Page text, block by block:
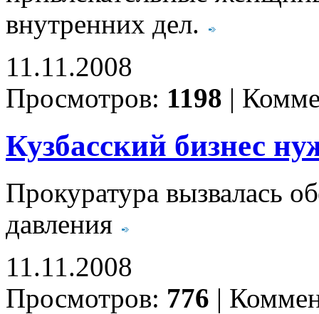
внутренних дел.
11.11.2008
Просмотров: 1198 |
Кузбасский бизнес
Прокуратура вызвалась
давления
11.11.2008
Просмотров: 776 |